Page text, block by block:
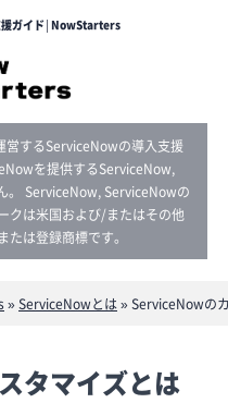
ガイド│NowStarters
するServiceNowの導入支援
を提供するServiceNow,
。 ServiceNow, ServiceNowの
クは米国および/またはその他
は登録商標です。
»ServiceNowとは»ServiceNowの
タマイズとは